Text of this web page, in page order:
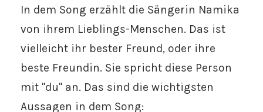
In dem Song erzählt die Sängerin Namika
von ihrem Lieblings-Menschen. Das ist
vielleicht ihr bester Freund, oder ihre
beste Freundin. Sie spricht diese Person
mit "du" an. Das sind die wichtigsten
Aussagen in dem Song: